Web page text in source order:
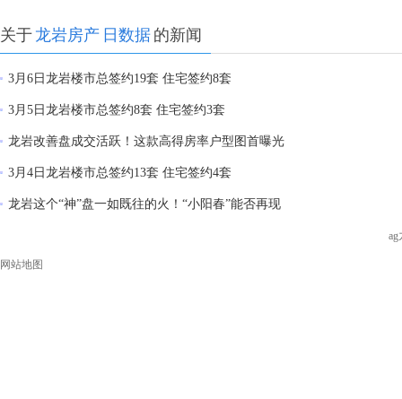
关于 龙岩房产 日数据 的新闻
3月6日龙岩楼市总签约19套 住宅签约8套
3月5日龙岩楼市总签约8套 住宅签约3套
龙岩改善盘成交活跃！这款高得房率户型图首曝光
3月4日龙岩楼市总签约13套 住宅签约4套
龙岩这个“神”盘一如既往的火！“小阳春”能否再现
网站地图